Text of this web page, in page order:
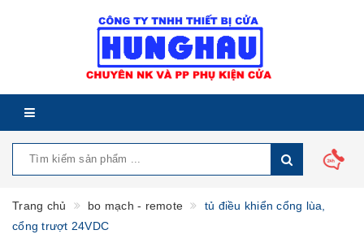
Trang chủ bo mạch - remote
tủ điều khiển cổng lùa,
cổng trượt 24VDC